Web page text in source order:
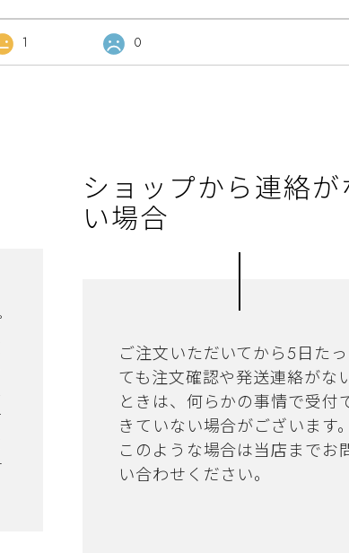
1 0
ショップから連絡が
い場合
ご注文いただいてから5日たっ
ても注文確認や発送連絡がな
ときは、何らかの事情で受付
きていない場合がございます。
このような場合は当店までお
い合わせください。